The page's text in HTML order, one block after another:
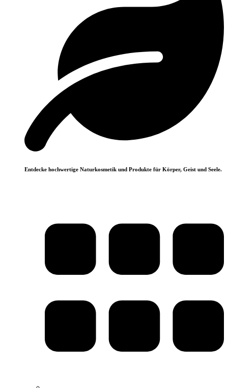
Entdecke hochwertige Naturkosmetik und Produkte für Körper, Geist und Seele.